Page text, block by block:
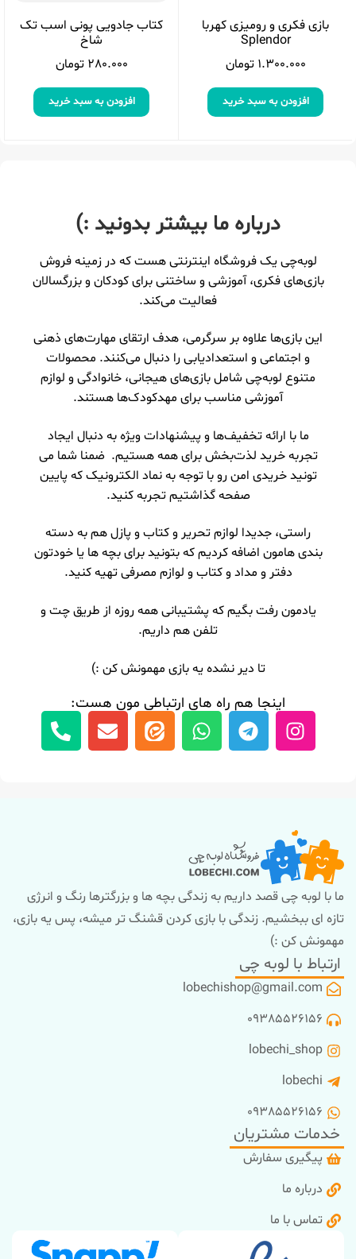
بازی فکری و رومیزی کهربا
Splendor
1.300.000 تومان
افزودن به سبد خرید
کتاب جادویی پونی اسب تک
شاخ
280.000 تومان
افزودن به سبد خرید
درباره ما بیشتر بدونید :)
لوبه‌چی یک فروشگاه اینترنتی هست که در زمینه فروش
بازی‌های فکری، آموزشی و ساختنی برای کودکان و بزرگسالان
فعالیت می‌کند.
این بازی‌ها علاوه بر سرگرمی، هدف ارتقای مهارت‌های ذهنی
و اجتماعی و استعدادیابی را دنبال می‌کنند. محصولات
متنوع لوبه‌چی شامل بازی‌های هیجانی، خانوادگی و لوازم
آموزشی مناسب برای مهدکودک‌ها هستند.
ما با ارائه تخفیف‌ها و پیشنهادات ویژه به دنبال ایجاد
تجربه خرید لذت‌بخش برای همه هستیم. ضمنا شما می
تونید خریدی امن رو با توجه به نماد الکترونیک که پایین
صفحه گذاشتیم تجربه کنید.
راستی، جدیدا لوازم تحریر و کتاب و پازل هم به دسته
بندی هامون اضافه کردیم که بتونید برای بچه ها یا خودتون
دفتر و مداد و کتاب و لوازم مصرفی تهیه کنید.
یادمون رفت بگیم که پشتیبانی همه روزه از طریق چت و
تلفن هم داریم.
تا دیر نشده یه بازی مهمونش کن :)
اینجا هم راه های ارتباطی مون هست:
ما با لوبه چی قصد داریم به زندگی بچه ها و بزرگترها رنگ و انرژی
تازه ای ببخشیم. زندگی با بازی کردن قشنگ تر میشه، پس یه بازی،
مهمونش کن :)
ارتباط با لوبه چی
lobechishop@gmail.com
09385526156
lobechi_shop
lobechi
09385526156
خدمات مشتریان
پیگیری سفارش
درباره ما
تماس با ما